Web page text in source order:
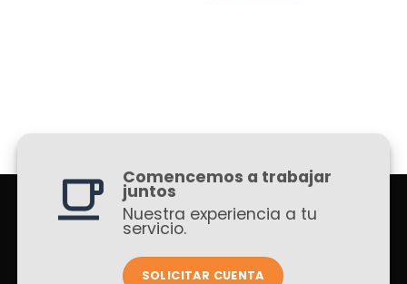
Comencemos a trabajar
juntos
Nuestra experiencia a tu
servicio.
SOLICITAR CUENTA